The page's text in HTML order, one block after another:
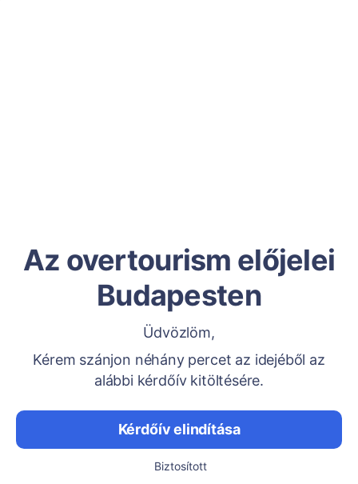
Az overtourism előjelei
Budapesten
Üdvözlöm,
Kérem szánjon néhány percet az idejéből az
alábbi kérdőív kitöltésére.
Kérdőív elindítása
Biztosított